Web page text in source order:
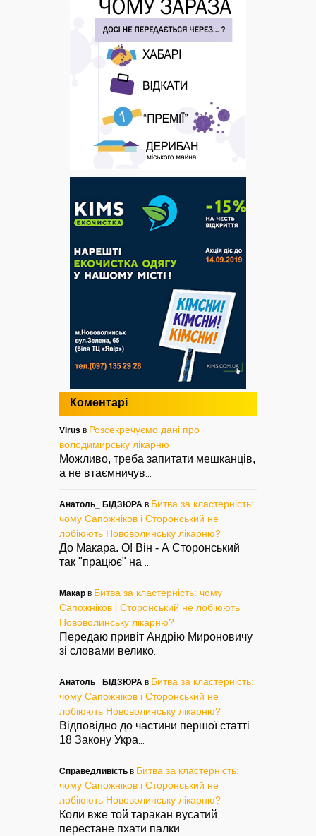
Коментарі
Virus в Розсекречуємо дані про
володимирську лікарню
Можливо, треба запитати мешканців,
а не втаємничув
Анатоль_ БІДЗЮРА в Битва за кластерність:
чому Сапожніков і Сторонський не
лобіюють Нововолинську лікарню?
До Макара. О! Він - А Сторонський
так "працює" на
Макар в Битва за кластерність: чому
Сапожніков і Сторонський не лобіюють
Нововолинську лікарню?
Передаю привіт Андрію Мироновичу
зі словами велико
Анатоль_ БІДЗЮРА в Битва за кластерність:
чому Сапожніков і Сторонський не
лобіюють Нововолинську лікарню?
Відповідно до частини першої статті
18 Закону Укра
Справедливість в Битва за кластерність:
чому Сапожніков і Сторонський не
лобіюють Нововолинську лікарню?
Коли вже той таракан вусатий
перестане пхати палки